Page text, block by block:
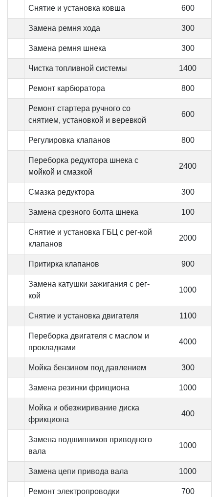
Снятие и установка ковша 600
Замена ремня хода 300
Замена ремня шнека 300
Чистка топливной системы 1400
Ремонт карбюратора 800
Ремонт стартера ручного со
снятием, установкой и веревкой
600
Регулировка клапанов 800
Переборка редуктора шнека с
мойкой и смазкой
2400
Смазка редуктора 300
Замена срезного болта шнека 100
Снятие и установка ГБЦ с рег-кой
клапанов
2000
Притирка клапанов 900
Замена катушки зажигания с рег-
кой
1000
Снятие и установка двигателя 1100
Переборка двигателя с маслом и
прокладками
4000
Мойка бензином под давлением 300
Замена резинки фрикциона 1000
Мойка и обезжиривание диска
фрикциона
400
Замена подшипников приводного
вала
1000
Замена цепи привода вала 1000
Ремонт электропроводки 700